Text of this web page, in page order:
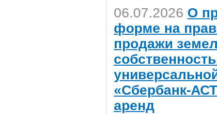
06.07.2026 О
форме на
продажи
«Сбербанк-
аренд